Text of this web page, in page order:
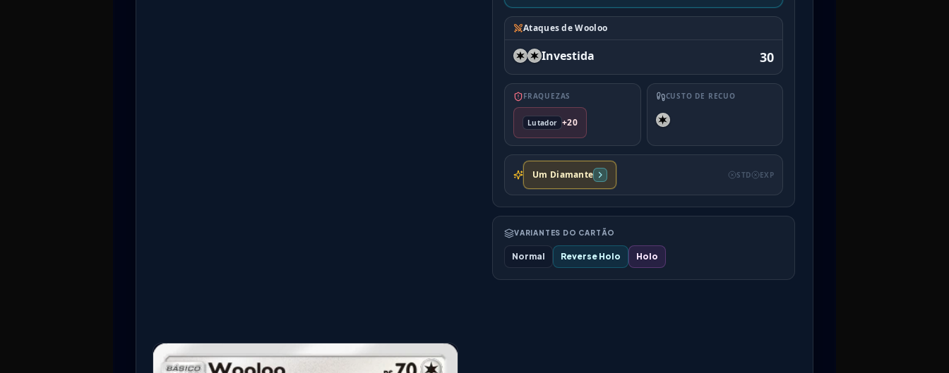
Ataques de Wooloo
Investida 30
FRAQUEZAS
Lutador +20
CUSTO DE RECUO
Um Diamante STD EXP
VARIANTES DO CARTÃO
Normal Reverse Holo Holo